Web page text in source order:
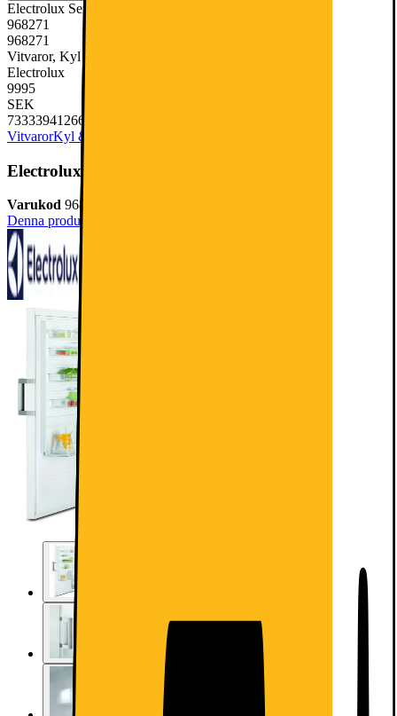
Electrolux Serie 500 Kylskåp LRC4AE3W1L (vit)
968271
968271
Vitvaror, Kyl & Frys, Kylskåp
Electrolux
9995
SEK
7333394126685
VitvarorKyl & Frys
Electrolux Serie 500 Kylskåp LRC4AE3W1L (vit)
Varukod 968271
Denna produkt har ännu inte blivit bedömd.